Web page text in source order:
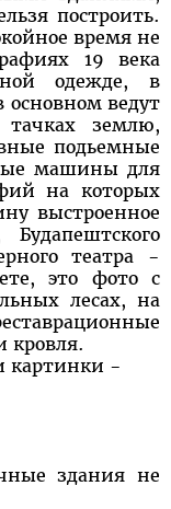
построить.
время не
19 века
одежде, в
основном ведут
землю,
подьемные
машины для
на которых
выстроенное
театра -
это фото с
лесах, на
кровля.
картинки -
здания не